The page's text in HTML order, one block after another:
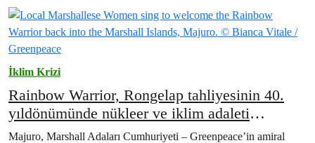
İklim Krizi
Rainbow Warrior, Rongelap tahliyesinin 40.
yıldönümünde nükleer ve iklim adaleti
çağrısında bulunmak üzere Marshall Adaları’na
Majuro, Marshall Adaları Cumhuriyeti – Greenpeace’in amiral